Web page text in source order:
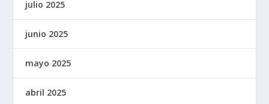
julio 2025
junio 2025
mayo 2025
abril 2025